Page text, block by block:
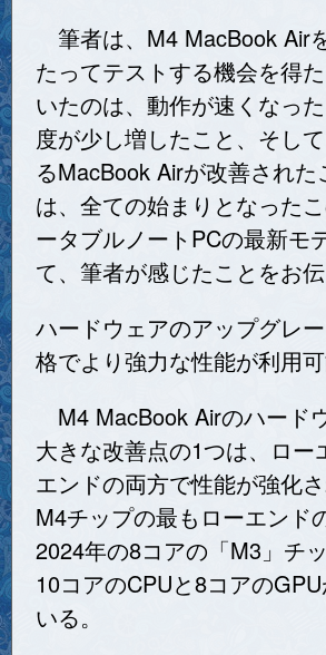
筆者は、M4 MacBook Air
たってテストする機会を得
いたのは、動作が速くなっ
度が少し増したこと、そし
るMacBook Airが改善された
は、全ての始まりとなった
ータブルノートPCの最新モ
て、筆者が感じたことをお伝
ハードウェアのアップグレ
格でより強力な性能が利用
M4 MacBook Airのハード
大きな改善点の1つは、ロー
エンドの両方で性能が強化さ
M4チップの最もローエンド
2024年の8コアの「M3」チッ
10コアのCPUと8コアの
いる。